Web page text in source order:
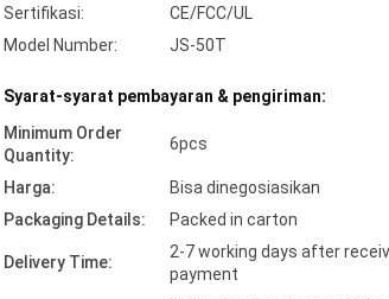
Sertifikasi:
CE/FCC/UL
Model Number:
JS-50T
Syarat-syarat pembayaran & pengiriman:
Minimum Order
Quantity:
6pcs
Harga:
Bisa dinegosiasikan
Packaging Details:
Packed in carton
Delivery Time:
2-7 working days after
payment